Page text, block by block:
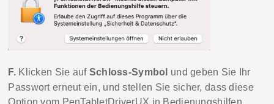
F. Klicken Sie auf Schloss-Symbol
und geben Sie Ihr
Passwort erneutein, und stellen Sie sicher, dass diese
Option vom PenTabletDriverUX in Bedienungshilfen